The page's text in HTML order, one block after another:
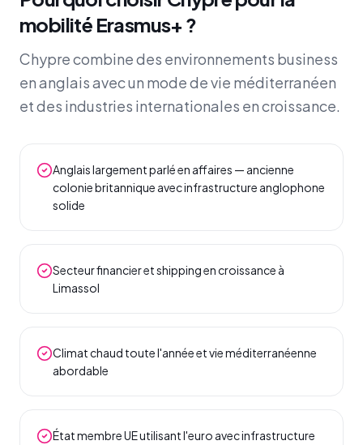
mobilité Erasmus+ ?
Chypre combine des environnements business
en anglais avec un mode de vie méditerranéen
et des industries internationales en croissance.
Anglais largement parlé en affaires — ancienne
colonie britannique avec infrastructure anglophone
solide
Secteur financier et shipping en croissance à
Limassol
Climat chaud toute l'année et vie méditerranéenne
abordable
État membre UE utilisant l'euro avec infrastructure